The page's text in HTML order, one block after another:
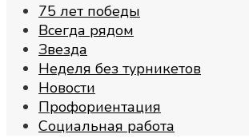
75 лет победы
Всегда рядом
Звезда
Неделя без турникетов
Новости
Профориентация
Социальная работа